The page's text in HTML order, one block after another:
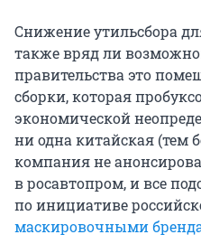
Снижение утильсбора
также вряд ли
правительства это
сборки, которая
экономической
ни одна китайская (тем
компания не
в росавтопром, и все
по инициативе
маскировочными